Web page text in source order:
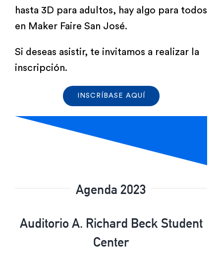
hasta 3D para adultos, hay algo para todos
en Maker Faire San José.
Si deseas asistir, te invitamos a realizar la
inscripción.
INSCRÍBASE AQUÍ
Agenda 2023
Auditorio A. Richard Beck Student
Center